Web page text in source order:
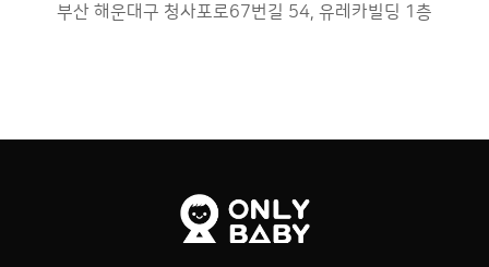
부산 해운대구 청사포로67번길 54, 유레카빌딩 1층